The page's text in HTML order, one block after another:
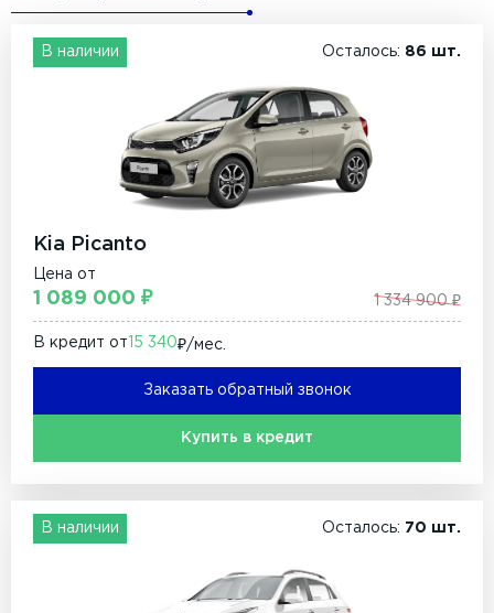
В наличии Осталось: 86 шт.
Kia Picanto
Цена от
1 089 000 ₽ 1 334 900 ₽
В кредит от 15 340₽/мec.
Заказать обратный звонок
Купить в кредит
В наличии Осталось: 70 шт.